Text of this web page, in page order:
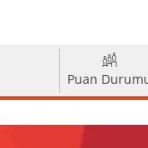
Puan